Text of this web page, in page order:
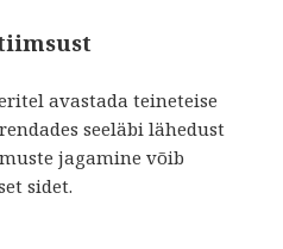
avastada teineteise
seeläbi lähedust
jagamine võib
sidet.